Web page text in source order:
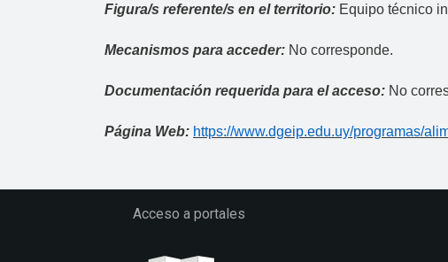
Figura/s referente/s en el territorio: Equipo técnico
Mecanismos para acceder: No corresponde.
Documentación requerida para el acceso: No
Página Web: https://www.dgeip.edu.uy/programas/
Acceso a portales